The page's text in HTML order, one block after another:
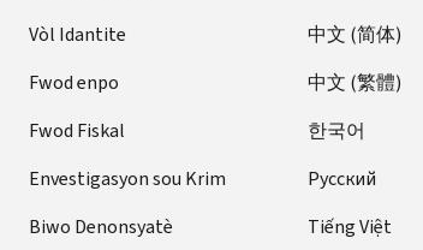
Vòl Idantite
Fwod enpo
Fwod Fiskal
Envestigasyon sou Krim
Biwo Denonsyatè
中文 (简体)
中文 (繁體)
한국어
Pусский
Tiếng Việt